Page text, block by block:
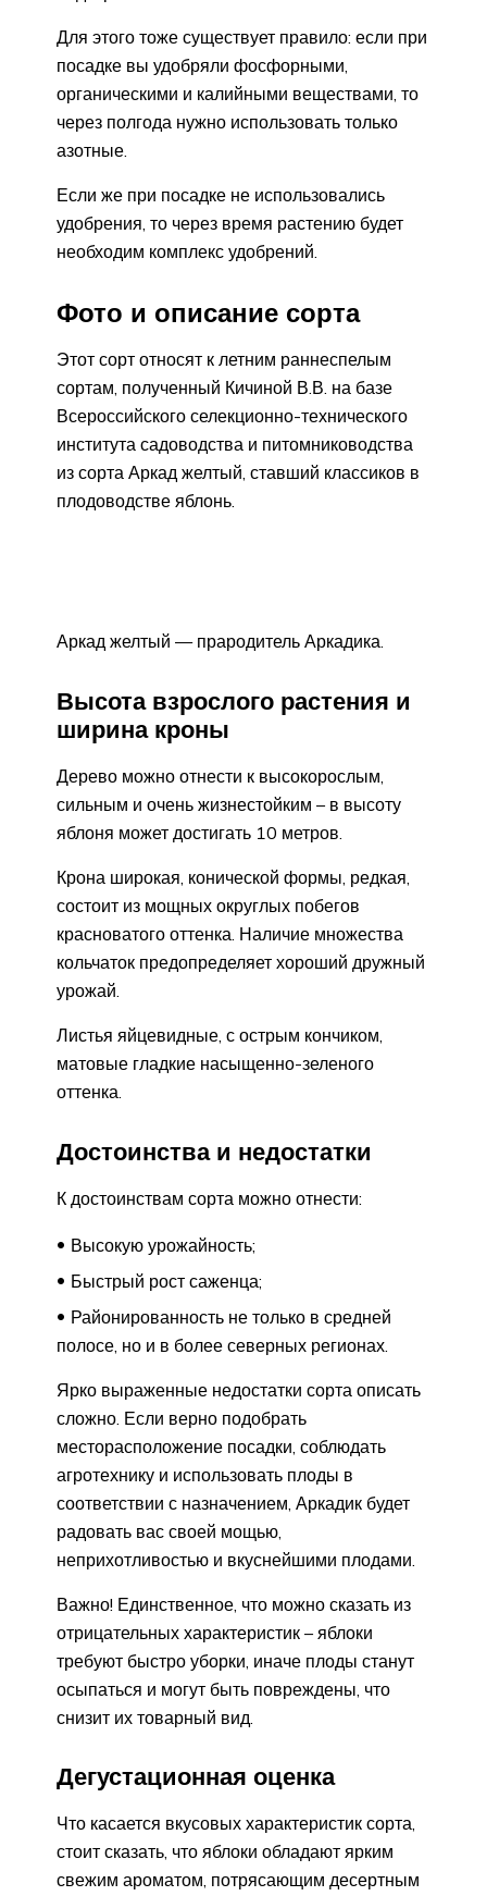
Для этого тоже существует правило: если при
посадке вы удобряли фосфорными,
органическими и калийными веществами, то
через полгода нужно использовать только
азотные.
Если же при посадке не использовались
удобрения, то через время растению будет
необходим комплекс удобрений.
Фото и описание сорта
Этот сорт относят к летним раннеспелым
сортам, полученный Кичиной В.В. на базе
Всероссийского селекционно-технического
института садоводства и питомниководства
из сорта Аркад желтый, ставший классиков в
плодоводстве яблонь.
Аркад желтый — прародитель Аркадика.
Высота взрослого растения и
ширина кроны
Дерево можно отнести к высокорослым,
сильным и очень жизнестойким – в высоту
яблоня может достигать 10 метров.
Крона широкая, конической формы, редкая,
состоит из мощных округлых побегов
красноватого оттенка. Наличие множества
кольчаток предопределяет хороший дружный
урожай.
Листья яйцевидные, с острым кончиком,
матовые гладкие насыщенно-зеленого
оттенка.
Достоинства и недостатки
К достоинствам сорта можно отнести:
Высокую урожайность;
Быстрый рост саженца;
Районированность не только в средней
полосе, но и в более северных регионах.
Ярко выраженные недостатки сорта описать
сложно. Если верно подобрать
месторасположение посадки, соблюдать
агротехнику и использовать плоды в
соответствии с назначением, Аркадик будет
радовать вас своей мощью,
неприхотливостью и вкуснейшими плодами.
Важно! Единственное, что можно сказать из
отрицательных характеристик – яблоки
требуют быстро уборки, иначе плоды станут
осыпаться и могут быть повреждены, что
снизит их товарный вид.
Дегустационная оценка
Что касается вкусовых характеристик сорта,
стоит сказать, что яблоки обладают ярким
свежим ароматом, потрясающим десертным